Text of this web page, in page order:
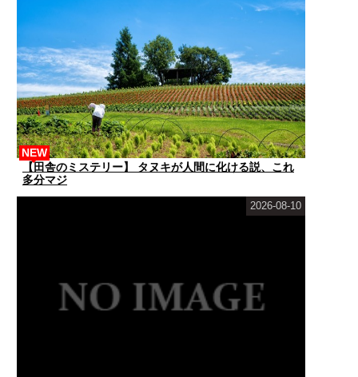
【田舎のミステリー】 タヌキが人間に化ける説、これ
多分マジ
NEW
2026-08-10